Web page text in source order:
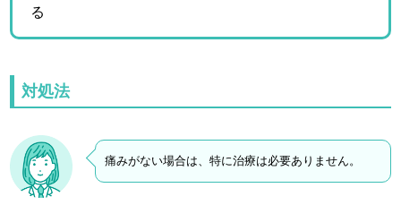
る
対処法
痛みがない場合は、特に治療は必要ありません。